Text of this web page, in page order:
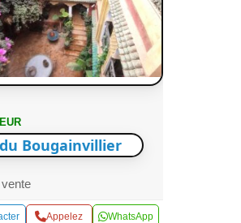
Bougainvillier
Appelez WhatsApp